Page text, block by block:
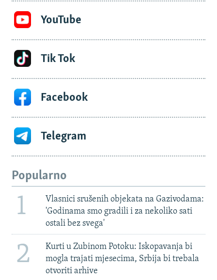
YouTube
Tik Tok
Facebook
Telegram
Popularno
1
Vlasnici srušenih objekata na Gazivodama:
'Godinama smo gradili i za nekoliko sati
ostali bez svega'
2
Kurti u Zubinom Potoku: Iskopavanja bi
mogla trajati mjesecima, Srbija bi trebala
otvoriti arhive